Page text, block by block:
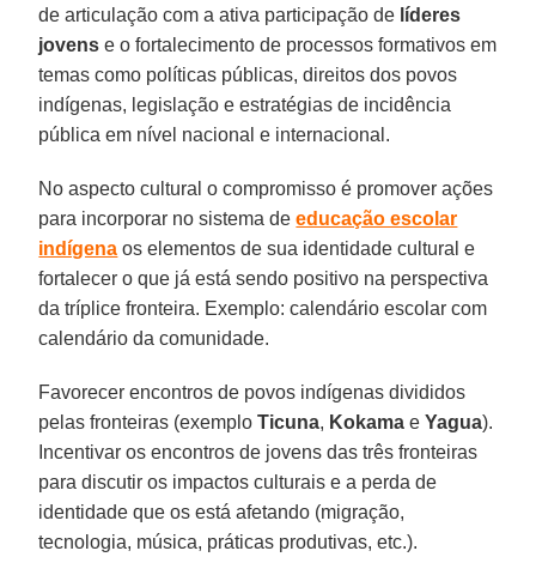
de articulação com a ativa participação de líderes
jovens e o fortalecimento de processos formativos em
temas como políticas públicas, direitos dos povos
indígenas, legislação e estratégias de incidência
pública em nível nacional e internacional.
No aspecto cultural o compromisso é promover ações
para incorporar no sistema deeducação escolar
indígena os elementos de sua identidade cultural e
fortalecer o que já está sendo positivo na perspectiva
da tríplice fronteira. Exemplo: calendário escolar com
calendário da comunidade.
Favorecer encontros de povos indígenas divididos
pelas fronteiras (exemploTicuna, Kokama eYagua).
Incentivar os encontros de jovens das três fronteiras
para discutir os impactos culturais e a perda de
identidade que os está afetando (migração,
tecnologia, música, práticas produtivas, etc.).